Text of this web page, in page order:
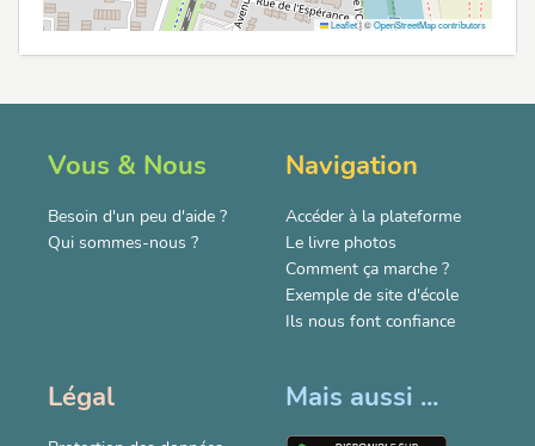
Leaflet|©OpenStreetMap contributors
Vous & Nous
Besoin d'un peu d'aide ?
Qui sommes-nous ?
Navigation
Accéder à la plateforme
Le livre photos
Comment ça marche ?
Exemple de site d'école
Ils nous font confiance
Légal Mais aussi ...